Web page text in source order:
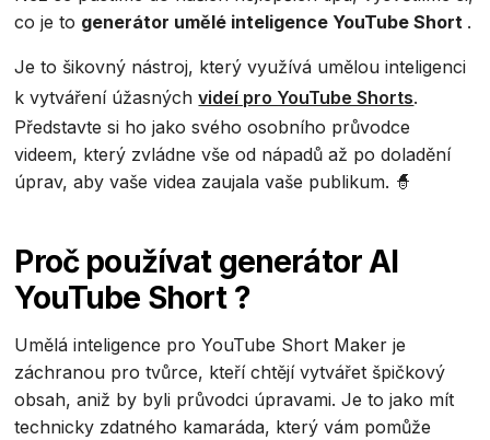
co je to generátor umělé inteligence YouTube Short .
Je to šikovný nástroj, který využívá umělou inteligenci
k vytváření úžasnýchvideí pro YouTube Shorts.
Představte si ho jako svého osobního průvodce
videem, který zvládne vše od nápadů až po doladění
úprav, aby vaše videa zaujala vaše publikum. 🧙
Proč používat generátor AI
YouTube Short ?
Umělá inteligence pro YouTube Short Maker je
záchranou pro tvůrce, kteří chtějí vytvářet špičkový
obsah, aniž by byli průvodci úpravami. Je to jako mít
technicky zdatného kamaráda, který vám pomůže